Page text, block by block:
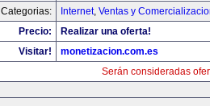
Categorias:
Internet, Ventas y
Precio:
Realizar una oferta!
Visitar!
monetizacion.com.es
Serán consideradas